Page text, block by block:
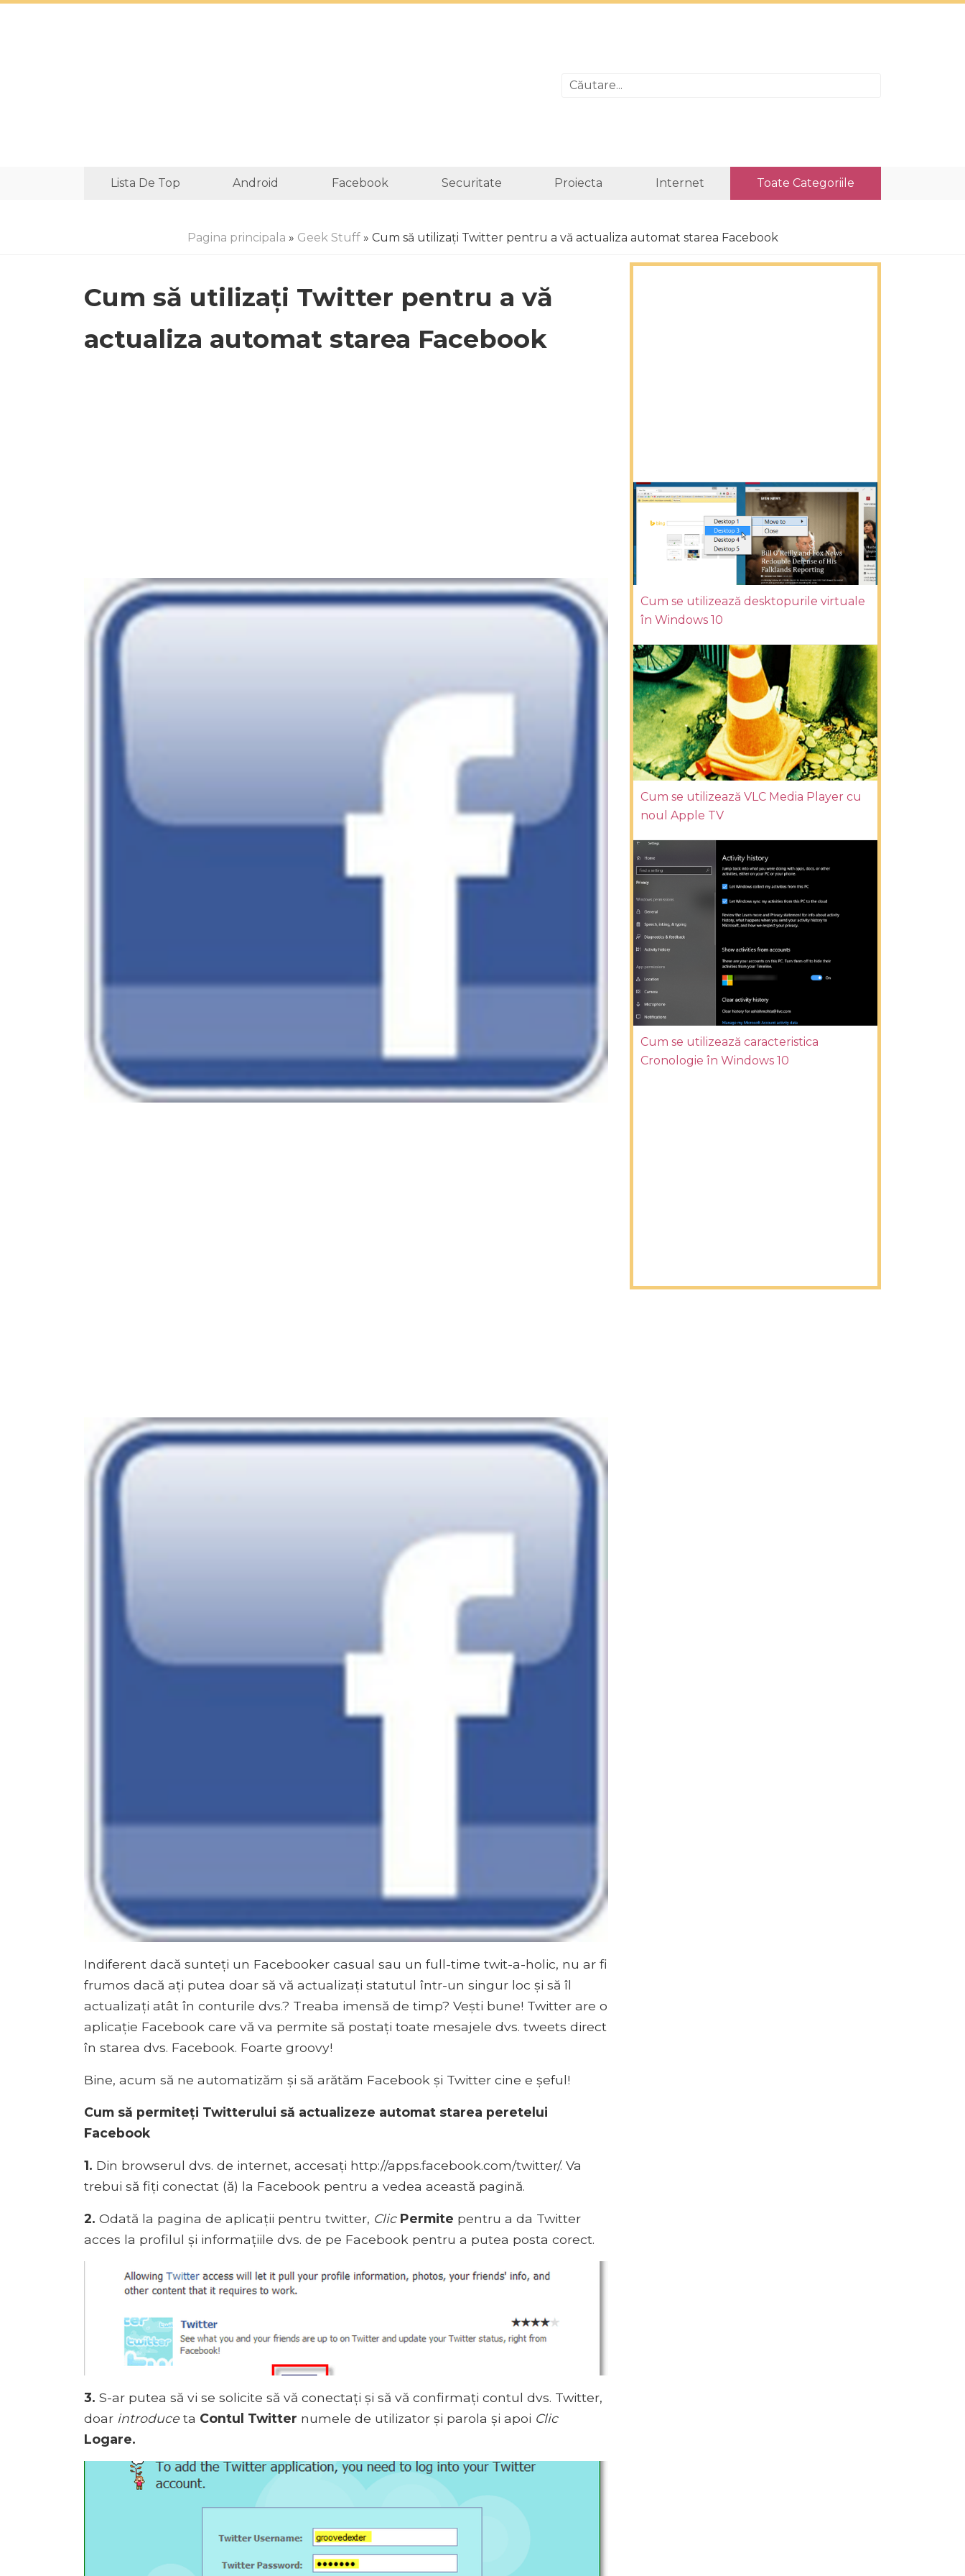
Lista De Top Android Facebook Securitate Proiecta Internet Toate Categoriile
Pagina principala » Geek Stuff» Cum să utilizați Twitter pentru a vă actualiza automat starea Facebook
Cum să utilizați Twitter pentru a vă
actualiza automat starea Facebook
Indiferent dacă sunteți un Facebooker casual sau un full-time twit-a-holic, nu ar fi
frumos dacă ați putea doar să vă actualizați statutul într-un singur loc și să îl
actualizați atât în ​​conturile dvs.? Treaba imensă de timp? Vești bune! Twitter are o
aplicație Facebook care vă va permite să postați toate mesajele dvs. tweets direct
în starea dvs. Facebook. Foarte groovy!
Bine, acum să ne automatizăm și să arătăm Facebook și Twitter cine e șeful!
Cum să permiteți Twitterului să actualizeze automat starea peretelui
Facebook
1. Din browserul dvs. de internet, accesați http://apps.facebook.com/twitter/. Va
trebui să fiți conectat (ă) la Facebook pentru a vedea această pagină.
2. Odată la pagina de aplicații pentru twitter, Clic Permite pentru a da Twitter
acces la profilul și informațiile dvs. de pe Facebook pentru a putea posta corect.
3. S-ar putea să vi se solicite să vă conectați și să vă confirmați contul dvs. Twitter,
doar introduce ta Contul Twitter numele de utilizator și parola și apoi Clic
Logare.
Cum se utilizează desktopurile virtuale
în Windows 10
Cum se utilizează VLC Media Player cu
noul Apple TV
Cum se utilizează caracteristica
Cronologie în Windows 10